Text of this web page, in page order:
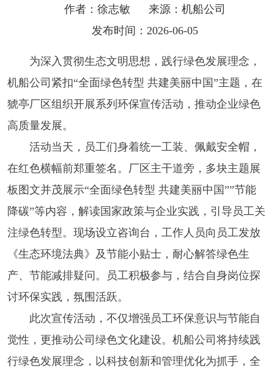
作者： 徐志敏 来源： 机船公司
发布时间：2026-06-05
为深入贯彻生态文明思想，践行绿色发展理念，
机船公司紧扣“全面绿色转型 共建美丽中国”主题，在
猇亭厂区组织开展系列环保宣传活动，推动企业绿色
高质量发展。
活动当天，员工们身着统一工装、佩戴安全帽，
在红色横幅前郑重签名。厂区主干道旁，多块主题展
板图文并茂展示“全面绿色转型 共建美丽中国””节能
降碳”等内容，解读国家政策与企业实践，引导员工关
注绿色转型。现场设立咨询台，工作人员向员工发放
《生态环境法典》及节能小贴士，耐心解答绿色生
产、节能减排疑问。员工积极参与，结合自身岗位探
讨环保实践，氛围活跃。
此次宣传活动，不仅增强员工环保意识与节能自
觉性，更推动公司绿色文化建设。机船公司将持续践
行绿色发展理念，以科技创新和管理优化为抓手，全